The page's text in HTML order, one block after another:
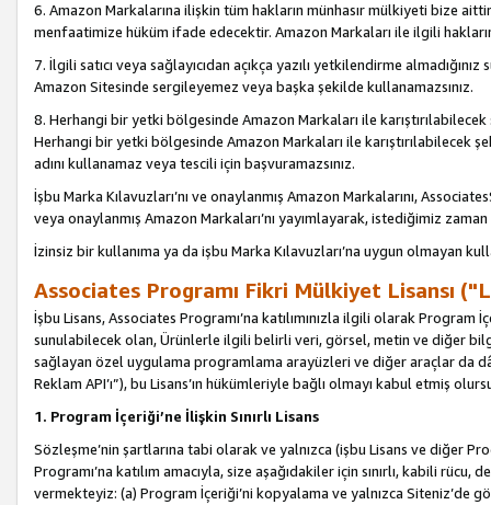
6. Amazon Markalarına ilişkin tüm hakların münhasır mülkiyeti bize
menfaatimize hüküm ifade edecektir. Amazon Markaları ile ilgili
7. İlgili satıcı veya sağlayıcıdan açıkça yazılı yetkilendirme
Amazon Sitesinde sergileyemez veya başka şekilde kullanamazsınız.
8. Herhangi bir yetki bölgesinde Amazon Markaları ile
Herhangi bir yetki bölgesinde Amazon Markaları ile karıştırılabilecek
adını kullanamaz veya tescili için başvuramazsınız.
İşbu Marka Kılavuzları’nı ve onaylanmış Amazon Markalarını,
veya onaylanmış Amazon Markaları’nı yayımlayarak, istediğimiz
İzinsiz bir kullanıma ya da işbu Marka Kılavuzları’na uygun olmayan
Associates Programı Fikri Mülkiyet Lisansı
İşbu Lisans, Associates Programı’na katılımınızla ilgili olarak Program
sunulabilecek olan, Ürünlerle ilgili belirli veri, görsel, metin ve diğer
sağlayan özel uygulama programlama arayüzleri ve diğer araçlar da
Reklam API’ı”), bu Lisans’ın hükümleriyle bağlı olmayı kabul etmiş
1. Program İçeriği’ne İlişkin Sınırlı Lisans
Sözleşme’nin şartlarına tabi olarak ve yalnızca (işbu Lisans ve diğer
Programı’na katılım amacıyla, size aşağıdakiler için sınırlı, kabili
vermekteyiz: (a) Program İçeriği’ni kopyalama ve yalnızca Siteniz’de